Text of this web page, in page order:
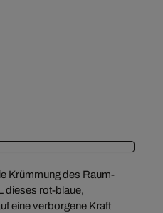
Krümmung des Raum-
dieses rot-blaue,
eine verborgene Kraft